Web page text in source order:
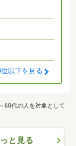
位以下を見る
60代の人を対象として
と見る